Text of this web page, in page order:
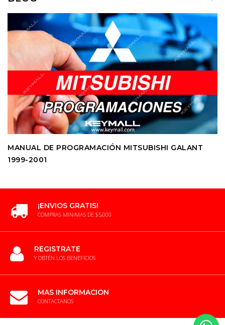
MANUAL DE PROGRAMACIÓN MITSUBISHI GALANT
1999-2001
¡ENVIOS GRATIS!
COMPRAS MINIMAS DE $5,000
REGISTRATE
Y OBTÉN LOS BENEFICIOS
MAS INFORMACION
CONTACTANOS